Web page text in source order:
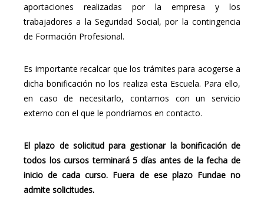
aportaciones realizadas por la empresa y los
trabajadores a la Seguridad Social, por la contingencia
de Formación Profesional.
Es importante recalcar que los trámites para acogerse a
dicha bonificación no los realiza esta Escuela. Para ello,
en caso de necesitarlo, contamos con un servicio
externo con el que le pondríamos en contacto.
El plazo de solicitud para gestionar la bonificación de
todos los cursos terminará 5 días antes de la fecha de
inicio de cada curso. Fuera de ese plazo Fundae no
admite solicitudes.